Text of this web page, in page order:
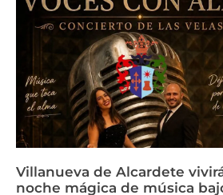
Villanueva de Alcardete
noche mágica de música